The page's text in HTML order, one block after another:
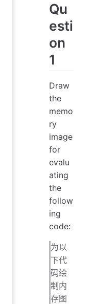
Qu
esti
on
1
Draw
the
memo
ry
image
for
evalu
ating
the
follow
ing
code:
为以
下代
码绘
制内
存图